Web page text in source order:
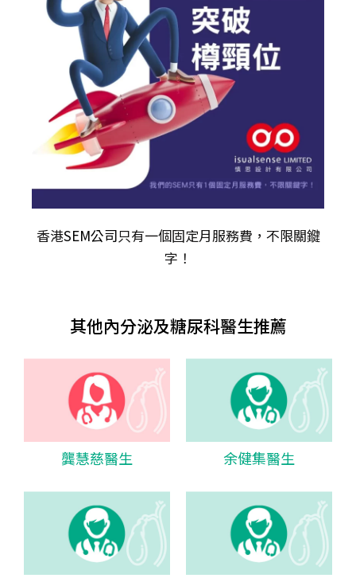
香港SEM公司只有一個固定月服務費，不限關𨫡
字！
其他內分泌及糖尿科醫生推薦
龔慧慈醫生 余健集醫生